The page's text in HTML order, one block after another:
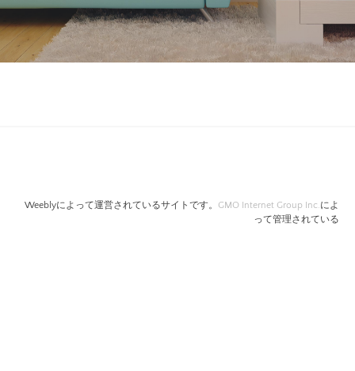
Weeblyによって運営されているサイトです。 GMO Internet Group Inc.によ
って管理されている